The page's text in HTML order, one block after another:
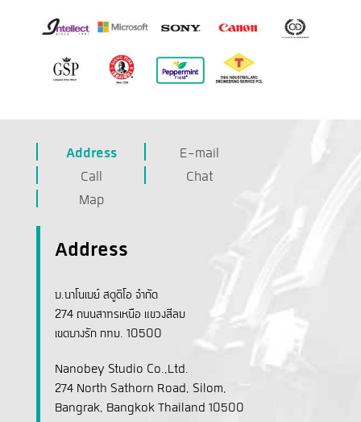
Address
E-mail
Call
Chat
Map
Address
บ.นาโนเบย์ สตูดิโอ จำกัด
274 ถนนสาทรเหนือ แขวงสีลม
เขตบางรัก กทม. 10500
Nanobey Studio Co.,Ltd.
274 North Sathorn Road, Silom,
Bangrak, Bangkok Thailand 10500